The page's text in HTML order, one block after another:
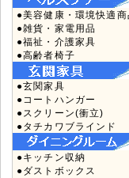
●美容健康・環境快適商
●雑貨・家電用品
●福祉・介護家具
●高齢者椅子
●玄関家具
●コートハンガー
●スクリーン(衝立)
●タチカワブラインド
●キッチン収納
●ダストボックス